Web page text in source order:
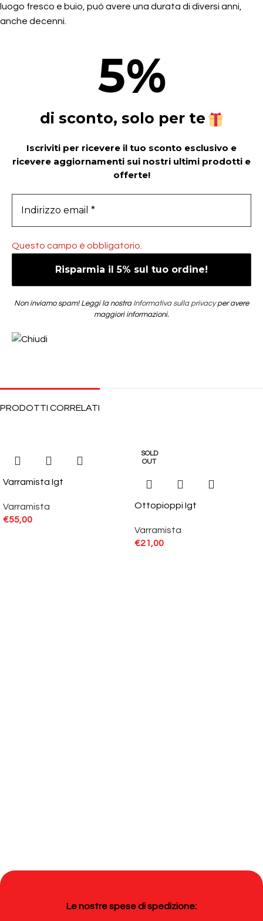
luogo fresco e buio, può avere una durata di diversi anni,
anche decenni.
5%
di sconto, solo per te
Iscriviti per ricevere il tuo sconto esclusivo e
ricevere aggiornamenti sui nostri ultimi prodotti e
offerte!
Questo campo è obbligatorio.
Non inviamo spam! Leggi la nostra Informativa sulla privacyper avere
maggiori informazioni.
PRODOTTI CORRELATI
Varramista Igt
Varramista
€55,00
SOLD
OUT
Ottopioppi Igt
Varramista
€21,00
Le nostre spese di spedizione: